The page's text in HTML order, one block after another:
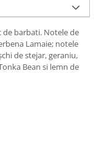
de barbati. Notele de
Lamaie; notele
de stejar, geraniu,
Bean si lemn de